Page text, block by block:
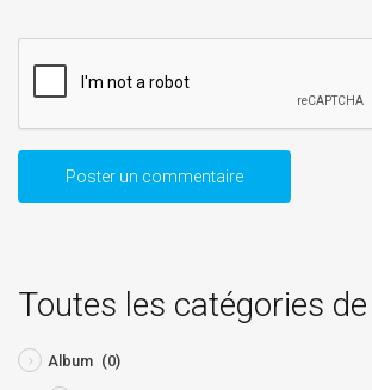
Toutes les catégories
Album (0)